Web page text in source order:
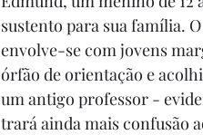
sustento para sua família.
envolve-se com jovens
órfão de orientação e
um antigo professor -
trará ainda mais confusão